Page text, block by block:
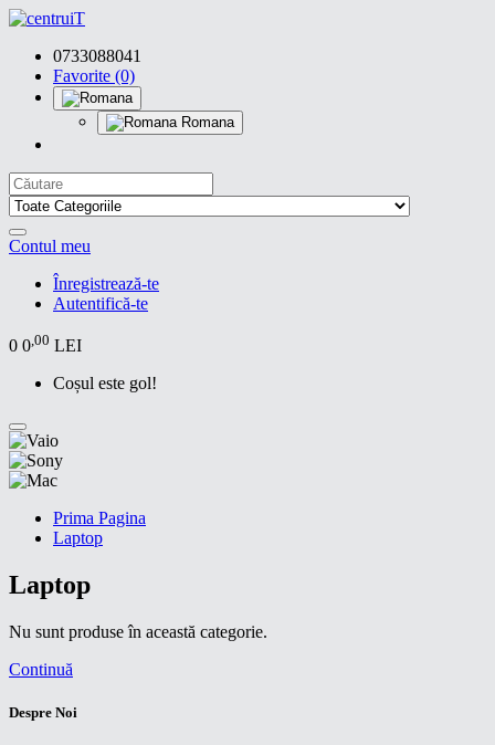
0733088041
Favorite (0)
Romana
Contul meu
Înregistrează-te
Autentifică-te
0 0,00 LEI
Coșul este gol!
Prima Pagina
Laptop
Laptop
Nu sunt produse în această categorie.
Continuă
Despre Noi